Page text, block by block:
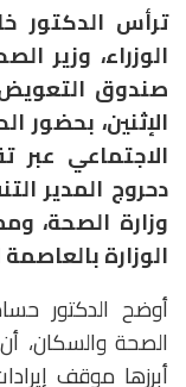
ترأس الدكتور
الوزراء، وزير
صندوق
الإثنين، بحضور
الاجتماعي عبر
دحروج المدير
وزارة الصحة،
الوزارة بالعاصمة
أوضح الدكتور
الصحة والسكان،